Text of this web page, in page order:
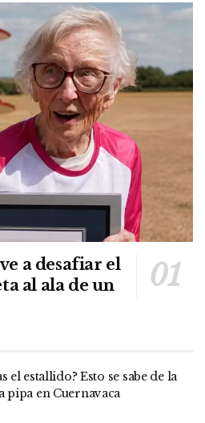
a desafiar el
al ala de un
el estallido? Esto se sabe de la
pipa en Cuernavaca